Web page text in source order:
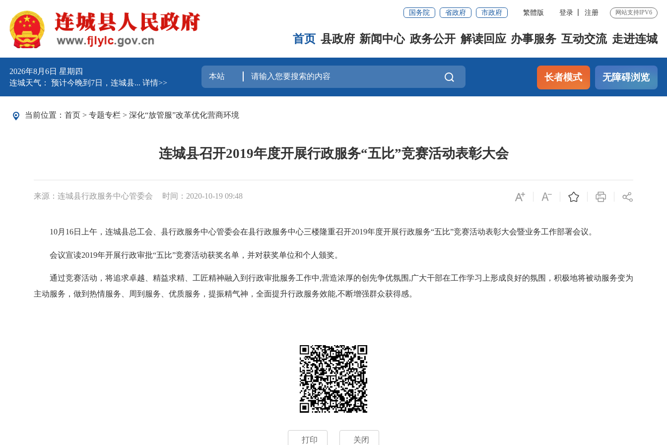
国务院 省政府 市政府 繁體版 登录 注册 网站支持IPV6
首页 县政府 新闻中心 政务公开 解读回应 办事服务 互动交流 走进连城
2026年8月6日 星期四
连城天气： 预计今晚到7日，连城县...详情>>
长者模式 无障碍浏览
当前位置： 首页 > 专题专栏 > 深化“放管服”改革优化营商环境
连城县召开2019年度开展行政服务“五比”竞赛活动表彰大会
来源：连城县行政服务中心管委会 时间：2020-10-19 09:48
10月16日上午，连城县总工会、县行政服务中心管委会在县行政服务中心三楼隆重召开2019年度开展行政服务“五比”竞赛活动表彰大会暨业务工作部署会议。
会议宣读2019年开展行政审批“五比”竞赛活动获奖名单，并对获奖单位和个人颁奖。
通过竞赛活动，将追求卓越、精益求精、工匠精神融入到行政审批服务工作中,营造浓厚的创先争优氛围,广大干部在工作学习上形成良好的氛围，积极地将被动服务变为
主动服务，做到热情服务、周到服务、优质服务，提振精气神，全面提升行政服务效能,不断增强群众获得感。
打印 关闭